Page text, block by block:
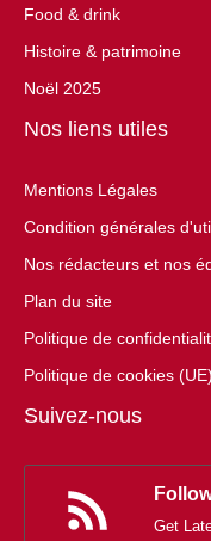
Food & drink
Histoire & patrimoine
Noël 2025
Nos liens utiles
Mentions Légales
Condition générales
Nos rédacteurs et nos
Plan du site
Politique de
Politique de cookies (UE)
Suivez-nous
Get